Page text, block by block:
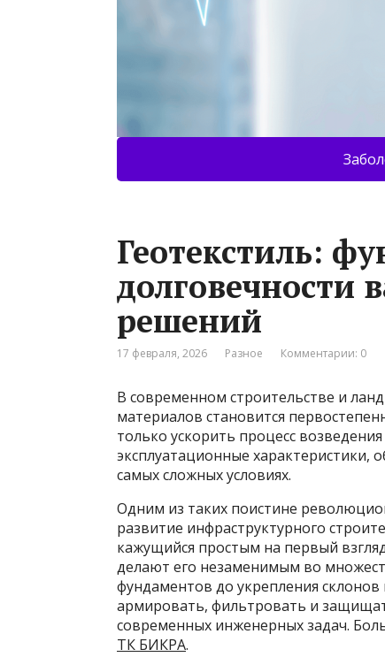
Геотекстиль:
долговечности
решений
17 февраля, 2026 Разное Комментарии: 0
В современном строительстве и
материалов становится
только ускорить процесс
эксплуатационные характеристики,
самых сложных условиях.
Одним из таких поистине
развитие инфраструктурного
кажущийся простым на первый
делают его незаменимым во
фундаментов до укрепления склонов
армировать, фильтровать и
современных инженерных задач.
ТК БИКРА.